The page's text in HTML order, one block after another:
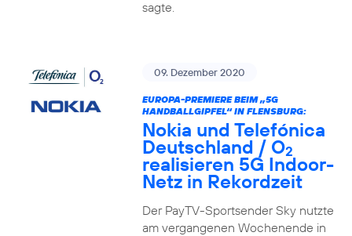
sagte.
09. Dezember 2020
EUROPA-PREMIERE BEIM „5G
HANDBALLGIPFEL“ IN FLENSBURG:
Nokia und Telefónica
Deutschland / O2
realisieren 5G Indoor-
Netz in Rekordzeit
Der PayTV-Sportsender Sky nutzte
am vergangenen Wochenende in